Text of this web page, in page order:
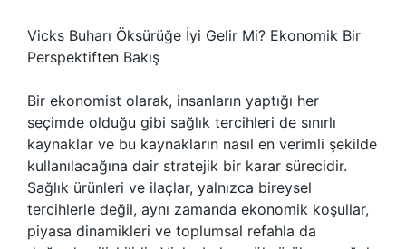
Vicks Buharı Öksürüğe İyi Gelir Mi? Ekonomik Bir
Perspektiften Bakış
Bir ekonomist olarak, insanların yaptığı her
seçimde olduğu gibi sağlık tercihleri de sınırlı
kaynaklar ve bu kaynakların nasıl en verimli şekilde
kullanılacağına dair stratejik bir karar sürecidir.
Sağlık ürünleri ve ilaçlar, yalnızca bireysel
tercihlerle değil, aynı zamanda ekonomik koşullar,
piyasa dinamikleri ve toplumsal refahla da